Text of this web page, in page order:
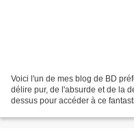
Voici l'un de mes blog de BD
délire pur, de l'absurde et de la
dessus pour accéder à ce